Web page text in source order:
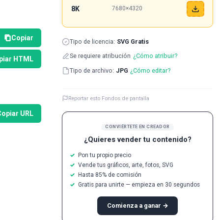
Copiar
HTML
URL
CONVIÉRTETE EN CREADOR
¿Quieres vender tu contenido?
Pon tu propio precio
Vende tus gráficos, arte, fotos, SVG
Hasta 85% de comisión
Gratis para unirte — empieza en 30 segundos
Comienza a ganar →
8K 7680×4320
Tipo de licencia: SVG Gratis
Se requiere atribución ¿Cómo atribuir?
Tipo de archivo: JPG ¿Cómo editar?
Reportar esto Fondos de pantalla